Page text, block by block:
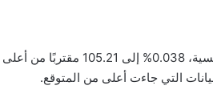
وارتفع مؤشر الدولار، الذي يقيس أداء العملة الأمريكية أمام ست عملات رئيسية، 0.038% إلى 105.21 مقتربًا من أعلى